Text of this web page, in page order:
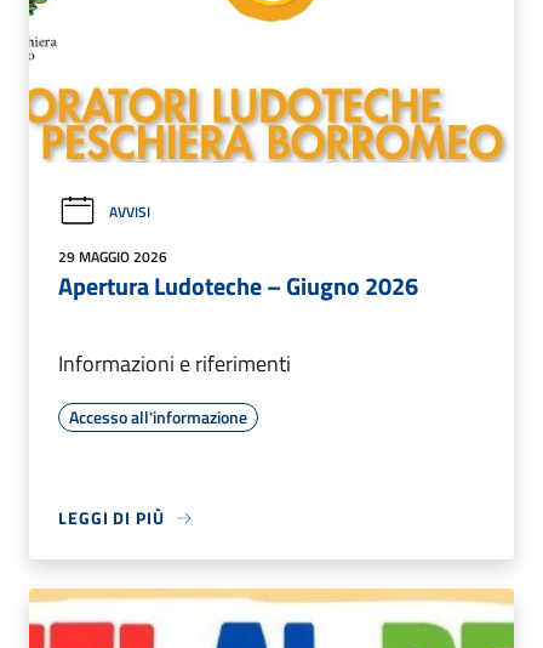
AVVISI
29 MAGGIO 2026
Apertura Ludoteche – Giugno 2026
Informazioni e riferimenti
Accesso all'informazione
LEGGI DI PIÙ